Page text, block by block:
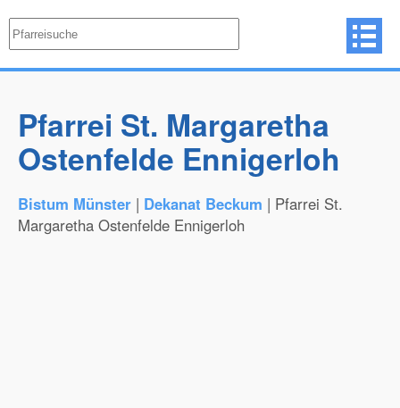
Pfarrei St. Margaretha
Ostenfelde Ennigerloh
Bistum Münster | Dekanat Beckum | Pfarrei St.
Margaretha Ostenfelde Ennigerloh